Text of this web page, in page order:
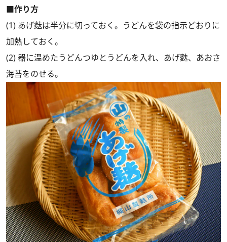
■作り方
(1) あげ麩は半分に切っておく。うどんを袋の指示どおりに
加熱しておく。
(2) 器に温めたうどんつゆとうどんを入れ、あげ麩、あおさ
海苔をのせる。